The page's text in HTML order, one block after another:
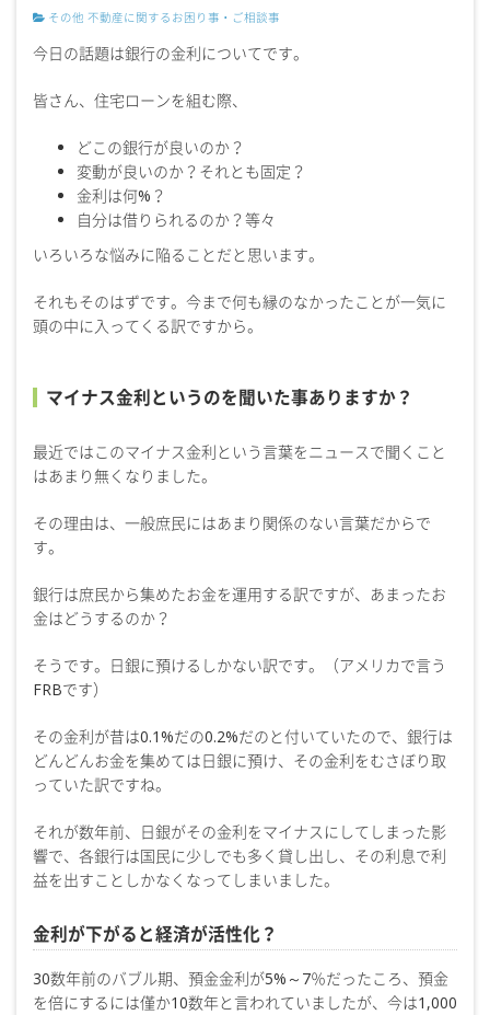
その他 不動産に関するお困り事・ご相談事
今日の話題は銀行の金利についてです。
皆さん、住宅ローンを組む際、
どこの銀行が良いのか？
変動が良いのか？それとも固定？
金利は何%？
自分は借りられるのか？等々
いろいろな悩みに陥ることだと思います。
それもそのはずです。今まで何も縁のなかったことが一気に
頭の中に入ってくる訳ですから。
マイナス金利というのを聞いた事ありますか？
最近ではこのマイナス金利という言葉をニュースで聞くこと
はあまり無くなりました。
その理由は、一般庶民にはあまり関係のない言葉だからで
す。
銀行は庶民から集めたお金を運用する訳ですが、あまったお
金はどうするのか？
そうです。日銀に預けるしかない訳です。（アメリカで言う
FRBです）
その金利が昔は0.1%だの0.2%だのと付いていたので、銀行は
どんどんお金を集めては日銀に預け、その金利をむさぼり取
っていた訳ですね。
それが数年前、日銀がその金利をマイナスにしてしまった影
響で、各銀行は国民に少しでも多く貸し出し、その利息で利
益を出すことしかなくなってしまいました。
金利が下がると経済が活性化？
30数年前のバブル期、預金金利が5%～7％だったころ、預金
を倍にするには僅か10数年と言われていましたが、今は1,000